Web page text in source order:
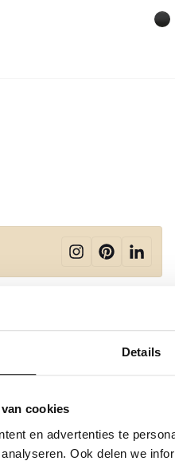
Details
cookies
en advertenties te
Ook delen we